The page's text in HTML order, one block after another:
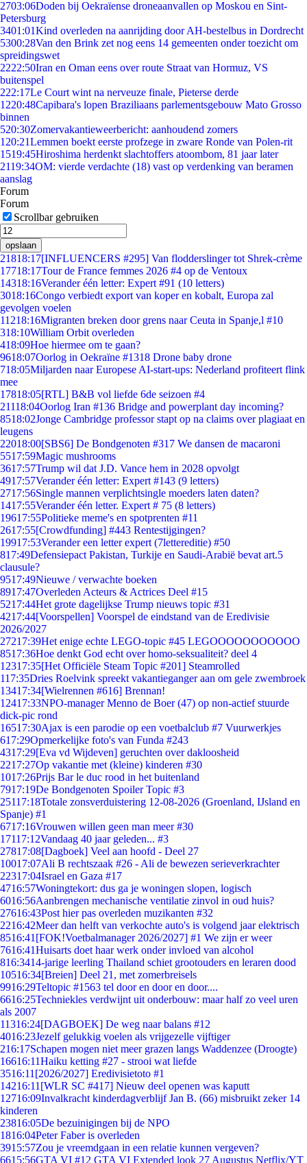
2703:06Doden bij Oekraïense droneaanvallen op Moskou en Sint-
Petersburg
3401:01Kind overleden na aanrijding door AH-bestelbus in Dordrecht
5300:28Van den Brink zet nog eens 14 gemeenten onder toezicht om
spreidingswet
2222:50Iran en Oman eens over route Straat van Hormuz, VS
buitenspel
222:17Le Court wint na nerveuze finale, Pieterse derde
1220:48Capibara's lopen Braziliaans parlementsgebouw Mato Grosso
binnen
520:30Zomervakantieweerbericht: aanhoudend zomers
1 20:21Lemmen boekt eerste profzege in zware Ronde van Polen-rit
1519:45Hiroshima herdenkt slachtoffers atoombom, 81 jaar later
2119:34OM: vierde verdachte (18) vast op verdenking van beramen
aanslag
Forum
Forum
Scrollbar gebruiken
opslaan
21818:17[INFLUENCERS #295] Van flodderslinger tot Shrek-crème
17718:17Tour de France femmes 2026 #4 op de Ventoux
14318:16Verander één letter: Expert #91 (10 letters)
3018:16Congo verbiedt export van koper en kobalt, Europa zal
gevolgen voelen
11218:16Migranten breken door grens naar Ceuta in Spanje,l #10
318:10William Orbit overleden
418:09Hoe hiermee om te gaan?
9618:07Oorlog in Oekraïne #1318 Drone baby drone
718:05Miljarden naar Europese AI-start-ups: Nederland profiteert flink
mee
17818:05[RTL] B&B vol liefde 6de seizoen #4
21118:04Oorlog Iran #136 Bridge and powerplant day incoming?
8518:02Jonge Cambridge professor stapt op na claims over plagiaat en
leugens
22018:00[SBS6] De Bondgenoten #317 We dansen de macaroni
5517:59Magic mushrooms
3617:57Trump wil dat J.D. Vance hem in 2028 opvolgt
4917:57Verander één letter: Expert #143 (9 letters)
2717:56Single mannen verplichtsingle moeders laten daten?
1417:55Verander één letter. Expert # 75 (8 letters)
19617:55Politieke meme's en spotprenten #11
2617:55[Crowdfunding] #443 Rentestijgingen?
19917:53Verander een letter expert (7lettereditie) #50
817:49Defensiepact Pakistan, Turkije en Saudi-Arabië bevat art.5
clausule?
9517:49Nieuwe / verwachte boeken
8917:47Overleden Acteurs & Actrices Deel #15
5217:44Het grote dagelijkse Trump nieuws topic #31
4217:44[Voorspellen] Voorspel de eindstand van de Eredivisie
2026/2027
27217:39Het enige echte LEGO-topic #45 LEGOOOOOOOOOOO
8517:36Hoe denkt God echt over homo-seksualiteit? deel 4
12317:35[Het Officiële Steam Topic #201] Steamrolled
117:35Dries Roelvink spreekt vakantieganger aan om gele zwembroek
13417:34[Wielrennen #616] Brennan!
12417:33NPO-manager Menno de Boer (47) op non-actief stuurde
dick-pic rond
16517:30Ajax is een parodie op een voetbalclub #7 Vuurwerkjes
617:29Opmerkelijke foto's van Funda #243
4317:29[Eva vd Wijdeven] geruchten over dakloosheid
2217:27Op vakantie met (kleine) kinderen #30
1017:26Prijs Bar le duc rood in het buitenland
7917:19De Bondgenoten Spoiler Topic #3
25117:18Totale zonsverduistering 12-08-2026 (Groenland, IJsland en
Spanje) #1
6717:16Vrouwen willen geen man meer #30
17117:12Vandaag 40 jaar geleden... #3
27817:08[Dagboek] Veel aan hoofd - Deel 27
10017:07Ali B rechtszaak #26 - Ali de bewezen serieverkrachter
22317:04Israel en Gaza #17
4716:57Woningtekort: dus ga je woningen slopen, logisch
6016:56Aanbrengen mechanische ventilatie zinvol in oud huis?
27616:43Post hier pas overleden muzikanten #32
2216:42Meer dan helft van verkochte auto's is volgend jaar elektrisch
8516:41 [FOK!Voetbalmanager 2026/2027] #1 We zijn er weer
7616:41Huisarts doet haar werk onder invloed van alcohol
816:3414-jarige leerling Thailand schiet grootouders en leraren dood
10516:34[Breien] Deel 21, met zomerbreisels
9916:29Teltopic #1563 tel door en door en door....
6616:25Techniekles verdwijnt uit onderbouw: maar half zo veel uren
als 2007
11316:24[DAGBOEK] De weg naar balans #12
4016:23Jezelf gelukkig voelen als vrijgezelle vijftiger
216:17Schapen mogen niet meer grazen langs Waddenzee (Droogte)
16616:11Haiku ketting #27 - strooi wat liefde
3516:11 [2026/2027] Eredivisietoto #1
14216:11 [WLR SC #417] Nieuw deel openen was kaputt
12716:09Invalkracht kinderdagverblijf Jan B. (66) misbruikt zeker 14
kinderen
23816:05De bezuinigingen bij de NPO
1816:04Peter Faber is overleden
3915:57Zou je vreemdgaan in een relatie kunnen vergeven?
6615:56GTA VI #12 GTA VI Extended look 27 Augustus Netflix/YT